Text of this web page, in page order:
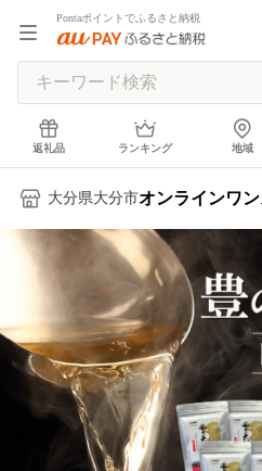
Pontaポイントでふるさと納税
返礼品 ランキング 地域
大分県大分市オンラインワ